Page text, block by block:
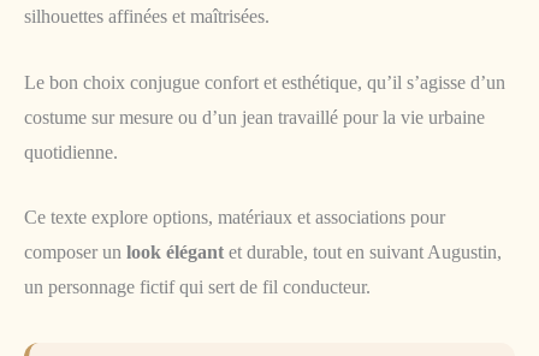
silhouettes affinées et maîtrisées.
Le bon choix conjugue confort et esthétique, qu’il s’agisse d’un
costume sur mesure ou d’un jean travaillé pour la vie urbaine
quotidienne.
Ce texte explore options, matériaux et associations pour
composer un look élégant et durable, tout en suivant Augustin,
un personnage fictif qui sert de fil conducteur.